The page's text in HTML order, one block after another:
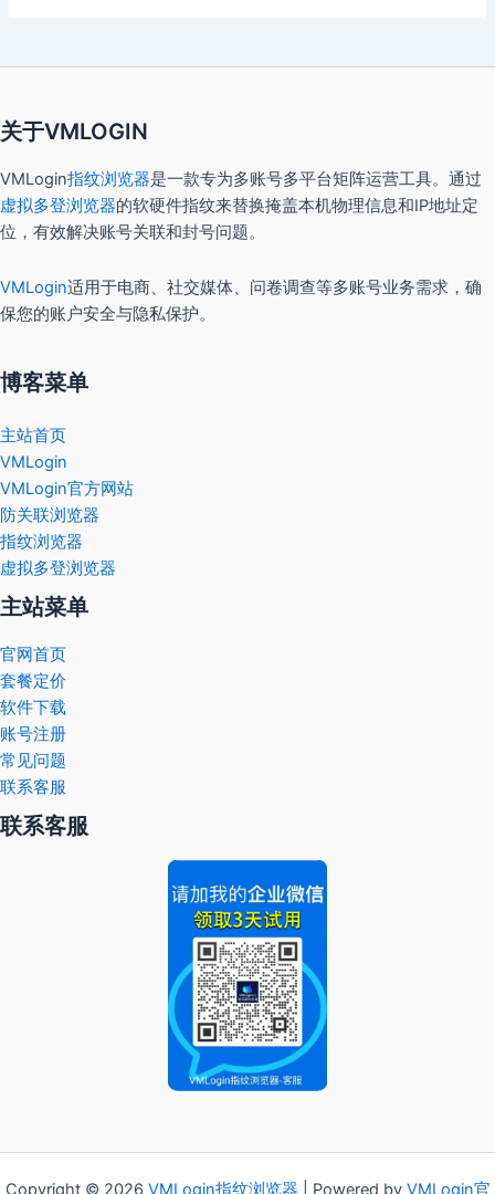
关于VMLOGIN
VMLogin指纹浏览器是一款专为多账号多平台矩阵运营工具。通过
虚拟多登浏览器的软硬件指纹来替换掩盖本机物理信息和IP地址定
位，有效解决账号关联和封号问题。
VMLogin适用于电商、社交媒体、问卷调查等多账号业务需求，确
保您的账户安全与隐私保护。
博客菜单
主站首页
VMLogin
VMLogin官方网站
防关联浏览器
指纹浏览器
虚拟多登浏览器
主站菜单
官网首页
套餐定价
软件下载
账号注册
常见问题
联系客服
联系客服
Copyright © 2026 VMLogin指纹浏览器 | Powered by VMLogin官